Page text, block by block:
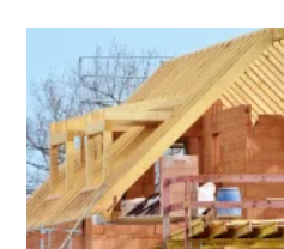
Sachverständige
Prüfsachverständige
Qualifizierte
Bauvorlageberechtigte
Sachkundige für
Funktionsprüfung privater